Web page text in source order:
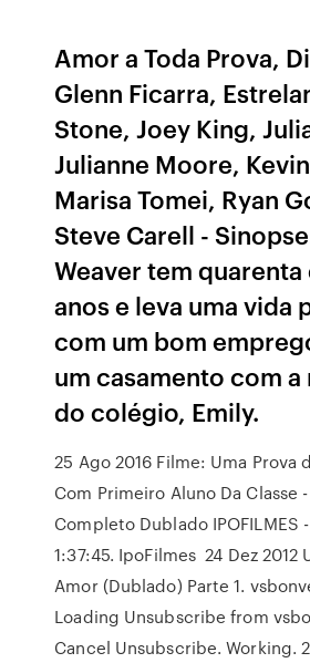
Amor a Toda Prova,
Glenn Ficarra,
Stone, Joey King,
Julianne Moore,
Marisa Tomei, Ryan
Steve Carell -
Weaver tem
anos e leva uma vida
com um bom
um casamento com a
do colégio, Emily.
25 Ago 2016 Filme: Uma Prova
Com Primeiro Aluno Da Classe
Completo Dublado IPOFILMES
1:37:45. IpoFilmes 24 Dez 2012
Amor (Dublado) Parte 1.
Loading Unsubscribe from
Cancel Unsubscribe. Working.